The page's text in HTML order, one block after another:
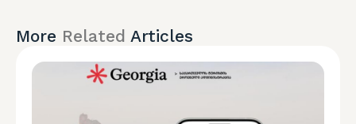
More Related Articles